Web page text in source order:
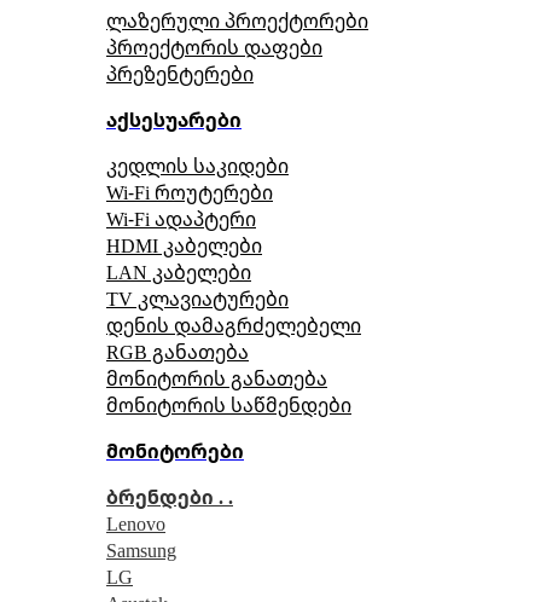
ლაზერული პროექტორები
პროექტორის დაფები
პრეზენტერები
აქსესუარები
კედლის საკიდები
Wi-Fi როუტერები
Wi-Fi ადაპტერი
HDMI კაბელები
LAN კაბელები
TV კლავიატურები
დენის დამაგრძელებელი
RGB განათება
მონიტორის განათება
მონიტორის საწმენდები
მონიტორები
ბრენდები . .
Lenovo
Samsung
LG